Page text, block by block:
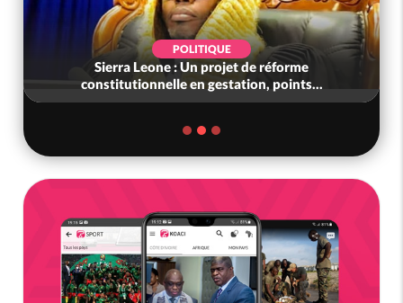
POLITIQUE
Sierra Leone : Un projet de réforme
constitutionnelle en gestation, points...